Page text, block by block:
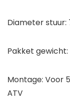
Diameter stuur:
Pakket
Montage: Voor
ATV